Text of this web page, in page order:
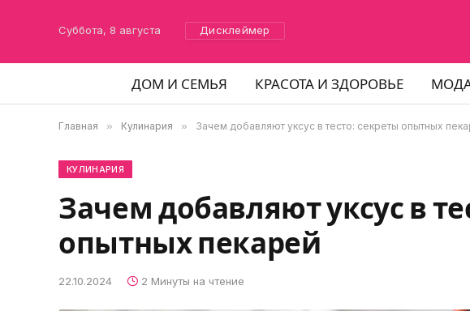
Суббота, 8 августа Дисклеймер
ДОМ И СЕМЬЯ КРАСОТА И ЗДОРОВЬЕ
Главная » Кулинария » Зачем добавляют уксус в тесто: секреты опытных
КУЛИНАРИЯ
Зачем добавляют уксус в
опытных пекарей
22.10.2024 2 Минуты на чтение